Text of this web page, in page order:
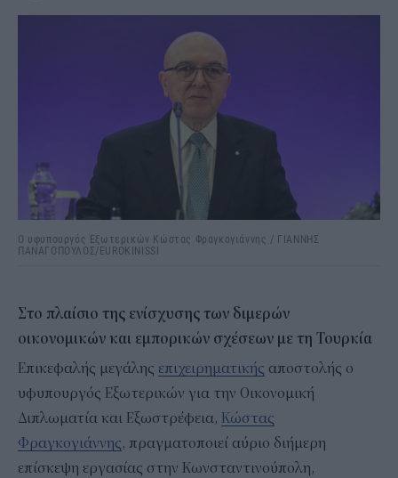
Ο υφυπουργός Εξωτερικών Κώστας Φραγκογιάννης / ΓΙΑΝΝΗΣ
ΠΑΝΑΓΟΠΟΥΛΟΣ/EUROKINISSI
Στο πλαίσιο της ενίσχυσης των διμερών
οικονομικών και εμπορικών σχέσεων με τη Τουρκία
Επικεφαλής μεγάλης επιχειρηματικής αποστολής ο
υφυπουργός Εξωτερικών για την Οικονομική
Διπλωματία και Εξωστρέφεια, Κώστας
Φραγκογιάννης, πραγματοποιεί αύριο διήμερη
επίσκεψη εργασίας στην Κωνσταντινούπολη,